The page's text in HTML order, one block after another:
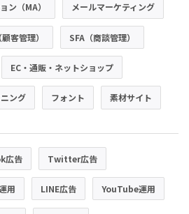
ン（MA） メールマーケティング
客管理） SFA（商談管理）
EC・通販・ネットショップ
ング フォント 素材サイト
広告 Twitter広告
用 LINE広告 YouTube運用